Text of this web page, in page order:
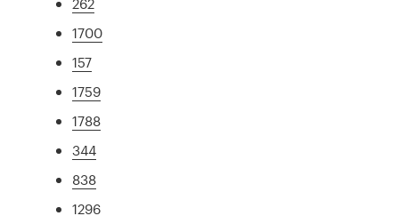
1700
157
1759
1788
344
838
1296